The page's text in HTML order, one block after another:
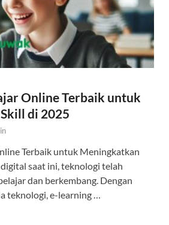
Online Terbaik untuk
di 2025
Terbaik untuk Meningkatkan
saat ini, teknologi telah
dan berkembang. Dengan
teknologi, e-learning …